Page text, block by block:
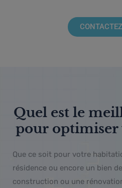
Quel est le
pour optimiser
Que ce soit pour votre
résidence ou encore un bien
construction ou une